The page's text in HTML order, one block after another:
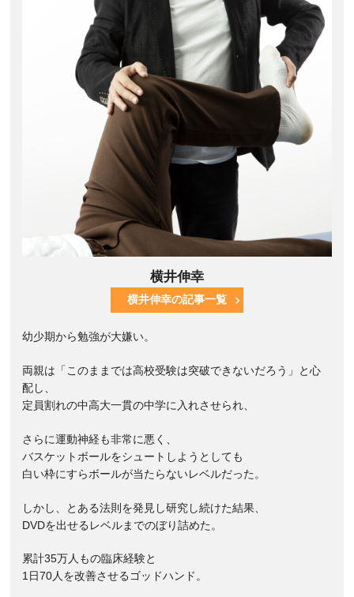
横井伸幸
横井伸幸の記事一覧
幼少期から勉強が大嫌い。
両親は「このままでは高校受験は突破できないだろう」と心
配し、
定員割れの中高大一貫の中学に入れさせられ、
さらに運動神経も非常に悪く、
バスケットボールをシュートしようとしても
白い枠にすらボールが当たらないレベルだった。
しかし、とある法則を発見し研究し続けた結果、
DVDを出せるレベルまでのぼり詰めた。
累計35万人もの臨床経験と
1日70人を改善させるゴッドハンド。